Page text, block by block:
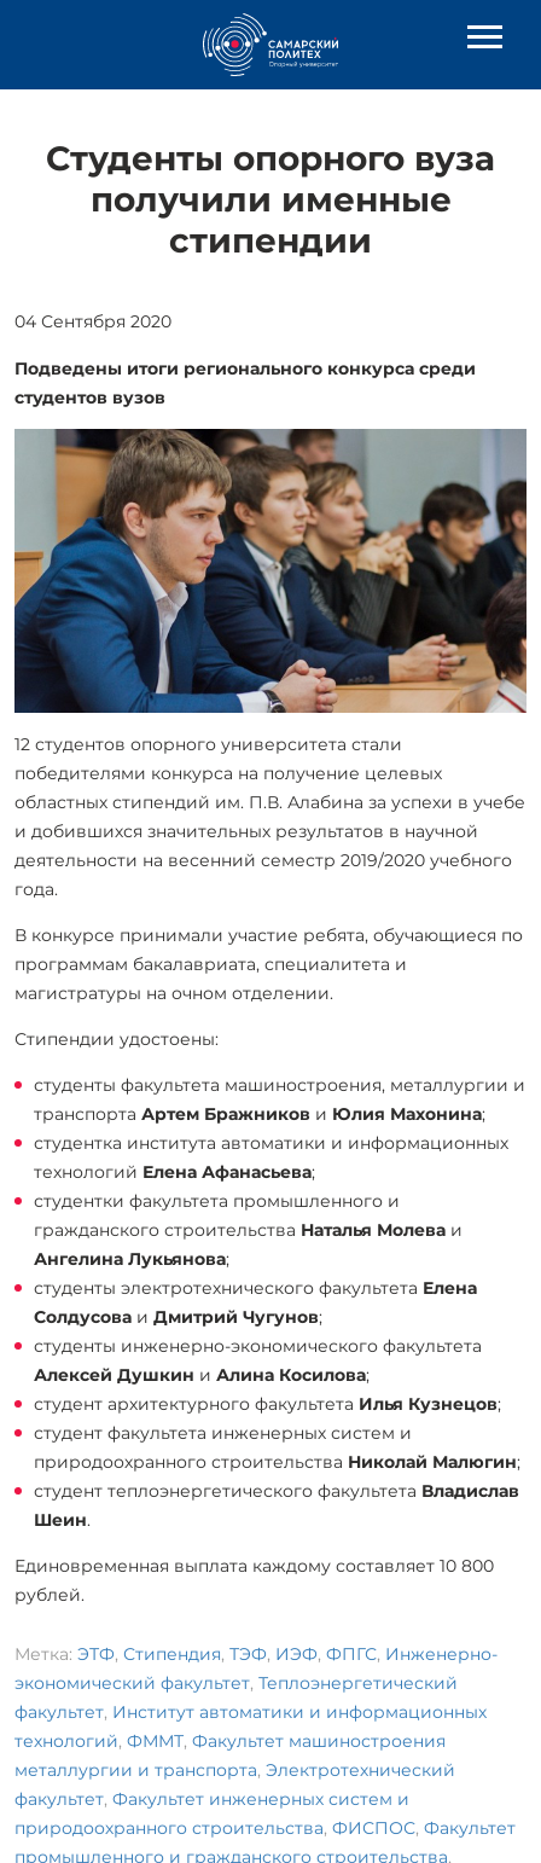
Студенты опорного вуза
получили именные
стипендии
04 Сентября 2020
Подведены итоги регионального конкурса среди
студентов вузов
12 студентов опорного университета стали
победителями конкурса на получение целевых
областных стипендий им. П.В. Алабина за успехи в учебе
и добившихся значительных результатов в научной
деятельности на весенний семестр 2019/2020 учебного
года.
В конкурсе принимали участие ребята, обучающиеся по
программам бакалавриата, специалитета и
магистратуры на очном отделении.
Стипендии удостоены:
студенты факультета машиностроения, металлургии и
транспорта Артем Бражников и Юлия Махонина;
студентка института автоматики и информационных
технологий Елена Афанасьева;
студентки факультета промышленного и
гражданского строительства Наталья Молева и
Ангелина Лукьянова;
студенты электротехнического факультета Елена
Солдусова и Дмитрий Чугунов;
студенты инженерно-экономического факультета
Алексей Душкин и Алина Косилова;
студент архитектурного факультета Илья Кузнецов;
студент факультета инженерных систем и
природоохранного строительства Николай Малюгин;
студент теплоэнергетического факультета Владислав
Шеин.
Единовременная выплата каждому составляет 10 800
рублей.
Метка: ЭТФ, Стипендия, ТЭФ, ИЭФ, ФПГС, Инженерно-
экономический факультет, Теплоэнергетический
факультет, Институт автоматики и информационных
технологий, ФММТ, Факультет машиностроения
металлургии и транспорта, Электротехнический
факультет, Факультет инженерных систем и
природоохранного строительства, ФИСПОС, Факультет
промышленного и гражданского строительства,